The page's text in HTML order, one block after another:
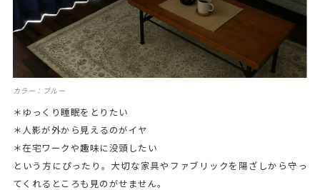
カラー：ブルー
＊ゆっくり睡眠をとりたい
＊人影が外から見えるのがイヤ
＊在宅ワークや趣味に没頭したい
という方にぴったり。大切な家具やファブリックを陽ざしから守っ
てくれるところも見のがせません。